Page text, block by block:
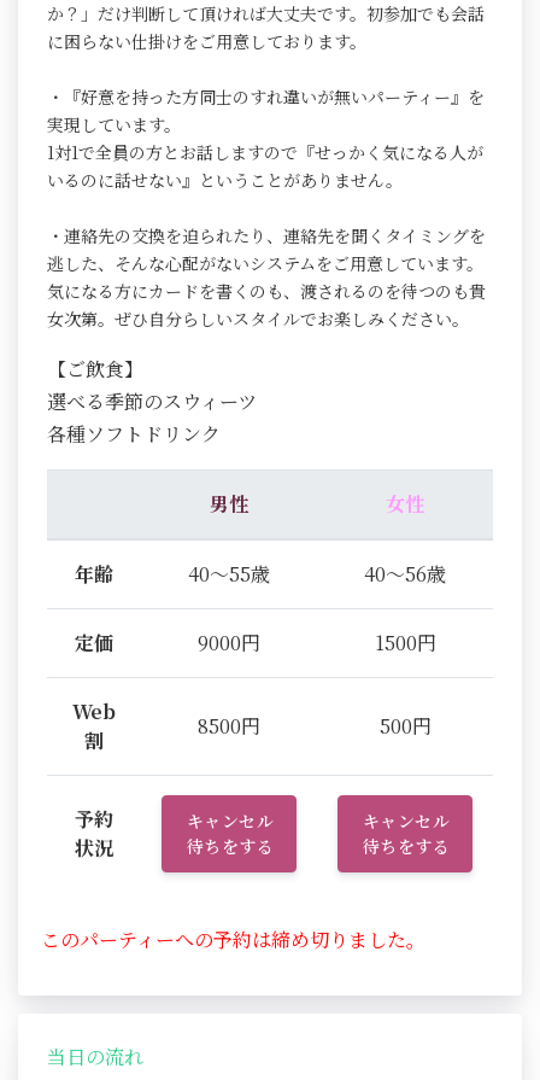
か？」だけ判断して頂ければ大丈夫です。初参加でも会話
に困らない仕掛けをご用意しております。
・『好意を持った方同士のすれ違いが無いパーティー』を
実現しています。
1対1で全員の方とお話しますので『せっかく気になる人が
いるのに話せない』ということがありません。
・連絡先の交換を迫られたり、連絡先を聞くタイミングを
逃した、そんな心配がないシステムをご用意しています。
気になる方にカードを書くのも、渡されるのを待つのも貴
女次第。ぜひ自分らしいスタイルでお楽しみください。
【ご飲食】
選べる季節のスウィーツ
各種ソフトドリンク
男性 女性
年齢 40～55歳 40～56歳
定価 9000円 1500円
Web
割
8500円 500円
予約
状況
キャンセル
待ちをする
キャンセル
待ちをする
このパーティーへの予約は締め切りました。
当日の流れ